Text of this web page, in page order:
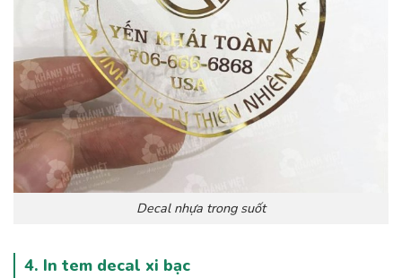
Decal nhựa trong suốt
4. In tem decal xi bạc